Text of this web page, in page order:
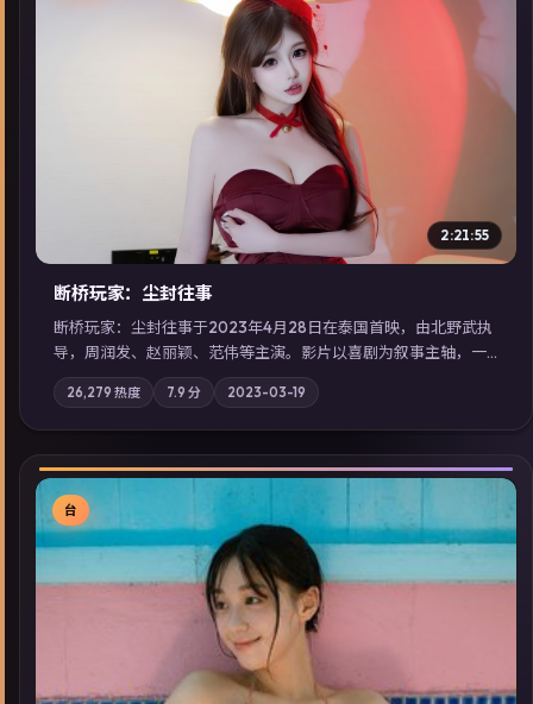
▶
2:21:55
断桥玩家：尘封往事
断桥玩家：尘封往事于2023年4月28日在泰国首映，由北野武执
导，周润发、赵丽颖、范伟等主演。影片以喜剧为叙事主轴，一
次普通通勤演变成全城关注的生死营救；摄影与配乐强化地域气
质；站内亦可通过「国产免费观看高清电视剧在线看」延展检索
同类型高分佳作，畅享高清在线追剧体验。
26,279 热度 7.9 分 2023-03-19
台